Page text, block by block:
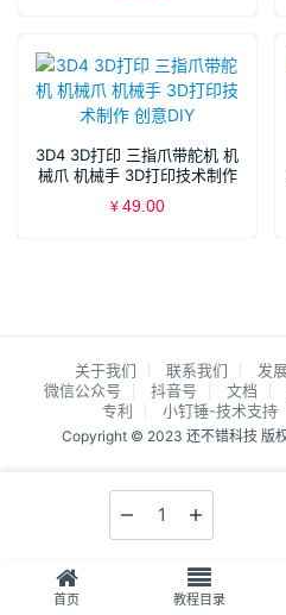
3D4 3D打印 三指爪带舵机 机
械爪 机械手 3D打印技术制作
创意DIY
¥ 49.00
关于我们 联系我们 发
微信公众号
抖音号 文档
专利
小钉锤-技术支持
Copyright © 2023 还不错科技 版
首页 教程目录